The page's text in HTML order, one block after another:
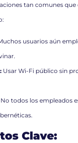
tan comunes que
usuarios aún
Usar Wi-Fi público sin
No todos los empleados
Clave: